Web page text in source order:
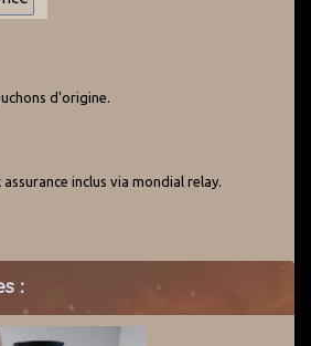
d'origine.
inclus via mondial relay.
: